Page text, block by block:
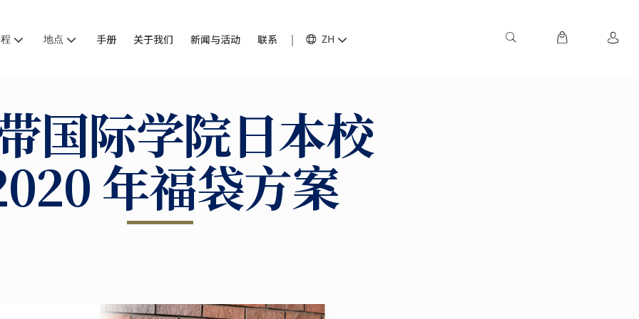
地点 手册 关于我们 新闻与活动 联系 ZH
国际学院日本校
年福袋方案